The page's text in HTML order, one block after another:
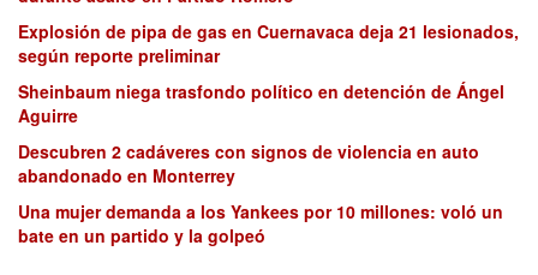
Explosión de pipa de gas en Cuernavaca deja 21 lesionados,
según reporte preliminar
Sheinbaum niega trasfondo político en detención de Ángel
Aguirre
Descubren 2 cadáveres con signos de violencia en auto
abandonado en Monterrey
Una mujer demanda a los Yankees por 10 millones: voló un
bate en un partido y la golpeó